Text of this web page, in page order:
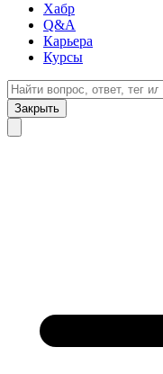
Хабр
Q&A
Карьера
Курсы
Закрыть